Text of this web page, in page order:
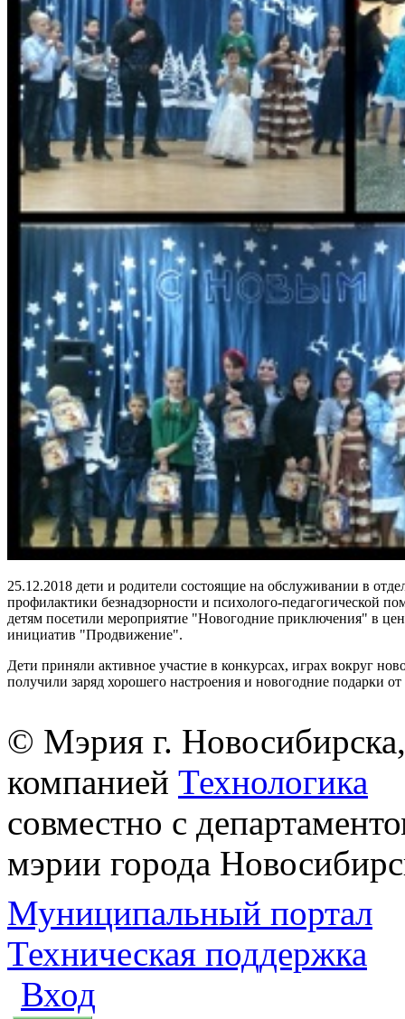
25.12.2018 дети и родители состоящие на обслуживании в
профилактики безнадзорности и психолого-педагогической
детям посетили мероприятие "Новогодние приключения" в
инициатив "Продвижение".
Дети приняли активное участие в конкурсах, играх вокруг
получили заряд хорошего настроения и новогодние подарки
© Мэрия г.
компанией Технологика
совместно с
мэрии города
Муниципальный портал
Техническая поддержка
Вход